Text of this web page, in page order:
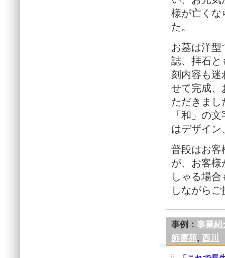
様が亡くな
た。
お墓は洋
誌、拝石と
刻内容も迷
せて完成、
ただきまし
「和」の
はデザイン
普段はお客
が、お客様
しゃる場
しながら
事例： 事業紹
師霊苑, 西川